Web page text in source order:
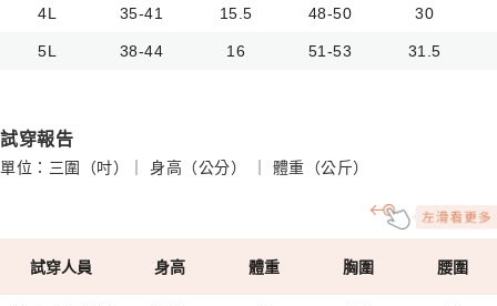
4L 35-41 15.5 48-50 30
5L 38-44 16 51-53 31.5
試穿報告
單位：三圍（吋）｜ 身高（公分） ｜ 體重（公斤）
試穿人員 身高 體重 胸圍 腰圍